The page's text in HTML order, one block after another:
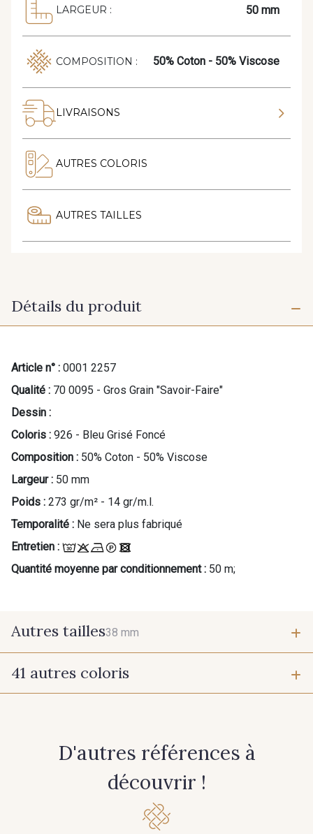
LARGEUR : 50 mm
COMPOSITION : 50% Coton - 50% Viscose
LIVRAISONS
AUTRES COLORIS
AUTRES TAILLES
Détails du produit
Article n° : 0001 2257
Qualité : 70 0095 - Gros Grain "Savoir-Faire"
Dessin :
Coloris : 926 - Bleu Grisé Foncé
Composition : 50% Coton - 50% Viscose
Largeur : 50 mm
Poids : 273 gr/m² - 14 gr/m.l.
Temporalité : Ne sera plus fabriqué
Entretien :
Quantité moyenne par conditionnement : 50 m;
Autres tailles38 mm
38 mm
41 autres coloris
D'autres références à
découvrir !